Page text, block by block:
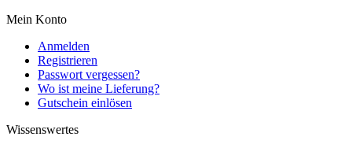
Mein Konto
Anmelden
Registrieren
Passwort vergessen?
Wo ist meine Lieferung?
Gutschein einlösen
Wissenswertes